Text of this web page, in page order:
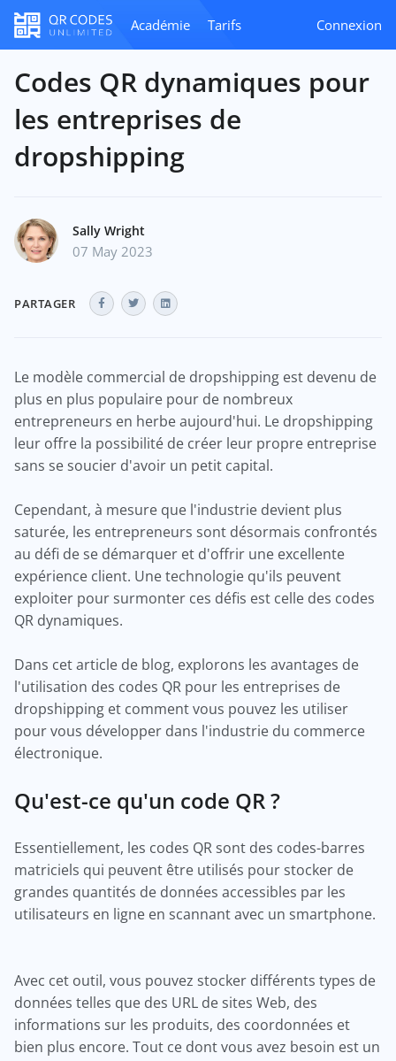
Académie Tarifs Connexion
Codes QR dynamiques pour
les entreprises de
dropshipping
Sally Wright
07 May 2023
PARTAGER
Le modèle commercial de dropshipping est devenu de
plus en plus populaire pour de nombreux
entrepreneurs en herbe aujourd'hui. Le dropshipping
leur offre la possibilité de créer leur propre entreprise
sans se soucier d'avoir un petit capital.
Cependant, à mesure que l'industrie devient plus
saturée, les entrepreneurs sont désormais confrontés
au défi de se démarquer et d'offrir une excellente
expérience client. Une technologie qu'ils peuvent
exploiter pour surmonter ces défis est celle des codes
QR dynamiques.
Dans cet article de blog, explorons les avantages de
l'utilisation des codes QR pour les entreprises de
dropshipping et comment vous pouvez les utiliser
pour vous développer dans l'industrie du commerce
électronique.
Qu'est-ce qu'un code QR ?
Essentiellement, les codes QR sont des codes-barres
matriciels qui peuvent être utilisés pour stocker de
grandes quantités de données accessibles par les
utilisateurs en ligne en scannant avec un smartphone.
Avec cet outil, vous pouvez stocker différents types de
données telles que des URL de sites Web, des
informations sur les produits, des coordonnées et
bien plus encore. Tout ce dont vous avez besoin est un